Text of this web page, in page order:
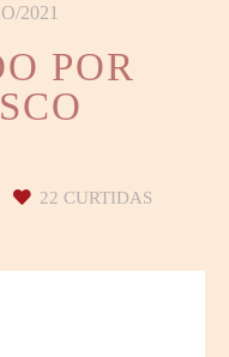
2021
POR
22 CURTIDAS